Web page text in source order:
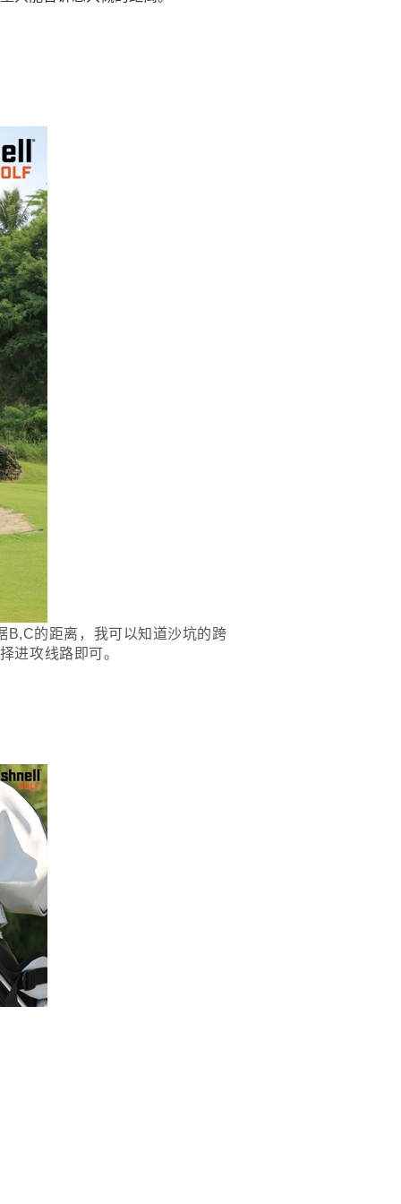
的距离，我可以知道沙坑的跨
进攻线路即可。